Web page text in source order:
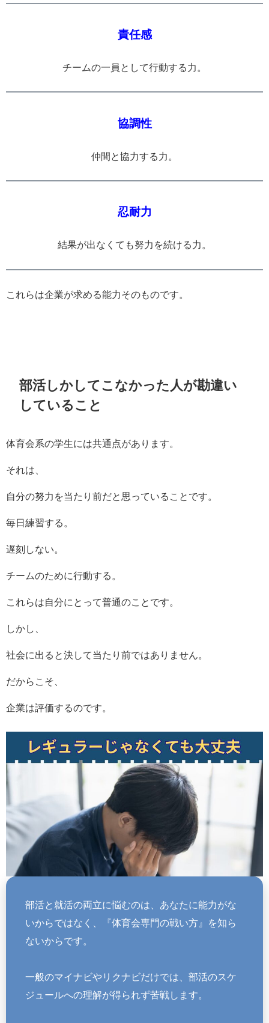
責任感
チームの一員として行動する力。
協調性
仲間と協力する力。
忍耐力
結果が出なくても努力を続ける力。
これらは企業が求める能力そのものです。
部活しかしてこなかった人が勘違い
していること
体育会系の学生には共通点があります。
それは、
自分の努力を当たり前だと思っていることです。
毎日練習する。
遅刻しない。
チームのために行動する。
これらは自分にとって普通のことです。
しかし、
社会に出ると決して当たり前ではありません。
だからこそ、
企業は評価するのです。
部活と就活の両立に悩むのは、あなたに能力がな
いからではなく、『体育会専門の戦い方』を知ら
ないからです。
一般のマイナビやリクナビだけでは、部活のスケ
ジュールへの理解が得られず苦戦します。